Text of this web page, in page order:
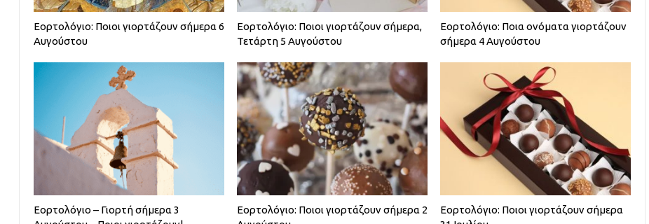
Εορτολόγιο: Ποιοι γιορτάζουν σήμερα 6
Αυγούστου
Εορτολόγιο: Ποιοι γιορτάζουν σήμερα,
Τετάρτη 5 Αυγούστου
Εορτολόγιο: Ποια ονόματα γιορτάζουν
σήμερα 4 Αυγούστου
Εορτολόγιο – Γιορτή σήμερα 3
Εορτολόγιο: Ποιοι γιορτάζουν σήμερα 2
Εορτολόγιο: Ποιοι γιορτάζουν σήμερα